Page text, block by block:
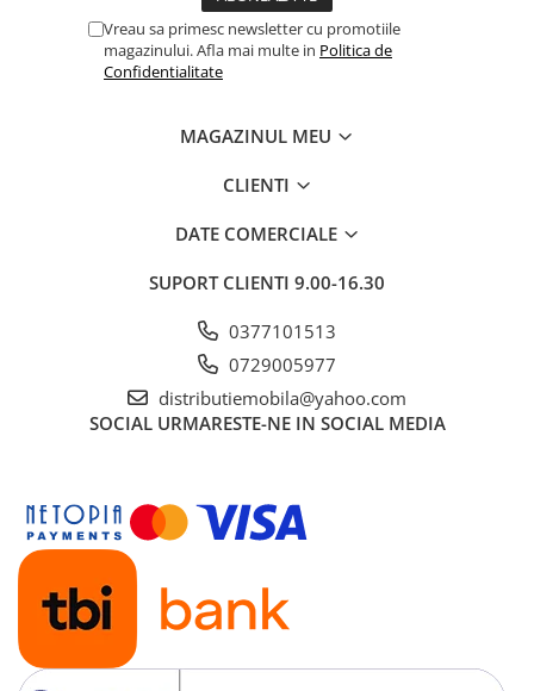
Vreau sa primesc newsletter cu promotiile
magazinului. Afla mai multe in Politica de
Confidentialitate
MAGAZINUL MEU
CLIENTI
DATE COMERCIALE
SUPORT CLIENTI 9.00-16.30
0377101513
0729005977
distributiemobila@yahoo.com
SOCIAL URMARESTE-NE IN SOCIAL MEDIA